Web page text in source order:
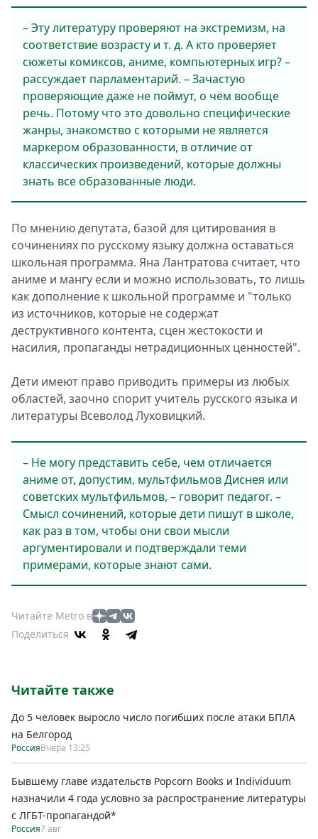
– Эту литературу проверяют на экстремизм, на
соответствие возрасту и т. д. А кто проверяет
сюжеты комиксов, аниме, компьютерных игр? –
рассуждает парламентарий. – Зачастую
проверяющие даже не поймут, о чём вообще
речь. Потому что это довольно специфические
жанры, знакомство с которыми не является
маркером образованности, в отличие от
классических произведений, которые должны
знать все образованные люди.
По мнению депутата, базой для цитирования в
сочинениях по русскому языку должна оставаться
школьная программа. Яна Лантратова считает, что
аниме и мангу если и можно использовать, то лишь
как дополнение к школьной программе и "только
из источников, которые не содержат
деструктивного контента, сцен жестокости и
насилия, пропаганды нетрадиционных ценностей".
Дети имеют право приводить примеры из любых
областей, заочно спорит учитель русского языка и
литературы Всеволод Луховицкий.
– Не могу представить себе, чем отличается
аниме от, допустим, мультфильмов Диснея или
советских мультфильмов, – говорит педагог. –
Смысл сочинений, которые дети пишут в школе,
как раз в том, чтобы они свои мысли
аргументировали и подтверждали теми
примерами, которые знают сами.
Читайте Metro в
Поделиться
Читайте также
До 5 человек выросло число погибших после атаки БПЛА
на Белгород
РоссияВчера 13:25
Бывшему главе издательств Popcorn Books и Individuum
назначили 4 года условно за распространение литературы
с ЛГБТ-пропагандой*
Россия7 авг